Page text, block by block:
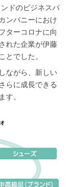
ドのビジネスパ
ンパニーにおけ
ターコロナに向
れた企業が伊藤
とでした。
ながら、新しい
らに成長できる
す。